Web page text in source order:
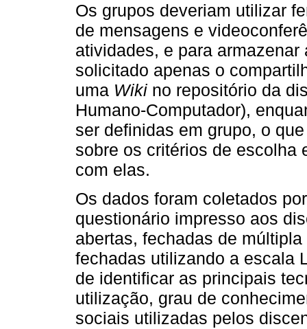
Os grupos deveriam utilizar
de mensagens e
atividades, e para
solicitado apenas o
uma Wiki no repositório da
Humano-Computador),
ser definidas em grupo, o
sobre os critérios de escolha
com elas.
Os dados foram coletados
questionário impresso aos
abertas, fechadas de
fechadas utilizando a escala
de identificar as principais
utilização, grau de
sociais utilizadas pelos